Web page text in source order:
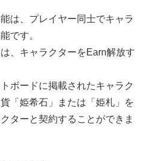
は、プレイヤー同士でキャラ
です。
、キャラクターをEarn解放す
ボードに掲載されたキャラク
「姫希石」または「姫札」を
ターと契約することができま